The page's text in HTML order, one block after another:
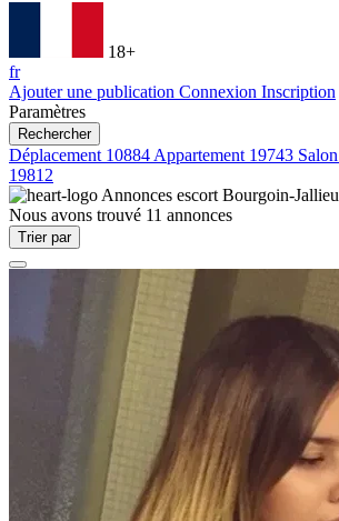
18+
fr
Ajouter une publication Connexion Inscription
Paramètres
Rechercher
Déplacement 10884 Appartement 19743 Salon
19812
Annonces escort Bourgoin-Jallieu
Nous avons trouvé 11 annonces
Trier par